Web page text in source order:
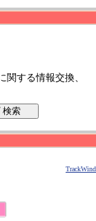
関する情報交換、
TrackWind